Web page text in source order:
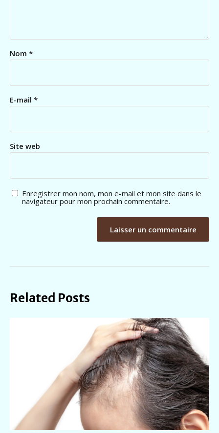
Nom *
E-mail *
Site web
Enregistrer mon nom, mon e-mail et mon site dans le
navigateur pour mon prochain commentaire.
t
n
aRelated Posts